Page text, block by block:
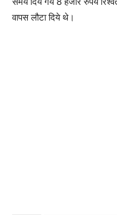
वापस लौटा दिये थे।